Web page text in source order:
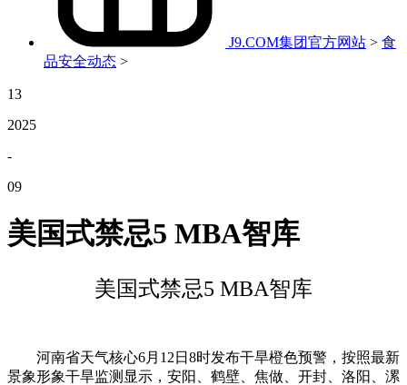
J9.COM集团官方网站 > 食
品安全动态 >
13
2025
-
09
美国式禁忌5 MBA智库
美国式禁忌5 MBA智库
河南省天气核心6月12日8时发布干旱橙色预警，按照最新
景象形象干旱监测显示，安阳、鹤壁、焦做、开封、洛阳、漯